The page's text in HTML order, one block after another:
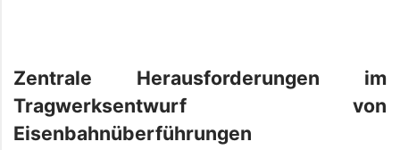
Zentrale Herausforderungen im
Tragwerksentwurf von
Eisenbahnüberführungen